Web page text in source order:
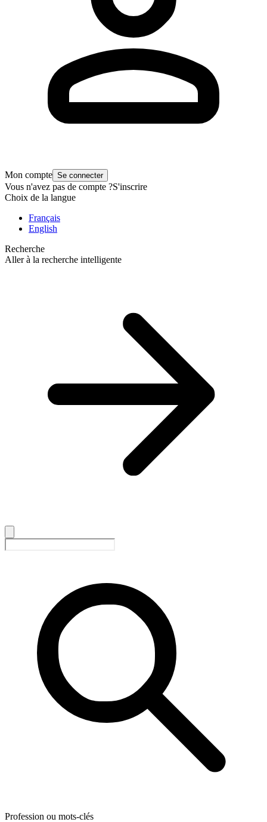
Mon compte Se connecter
Vous n'avez pas de compte ?S'inscrire
Choix de la langue
Français
English
Recherche
Aller à la recherche intelligente
Profession ou mots-clés